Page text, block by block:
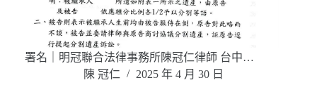
署名｜明冠聯合法律事務所陳冠仁律師 台中…
陳 冠仁
2025 年 4 月 30 日